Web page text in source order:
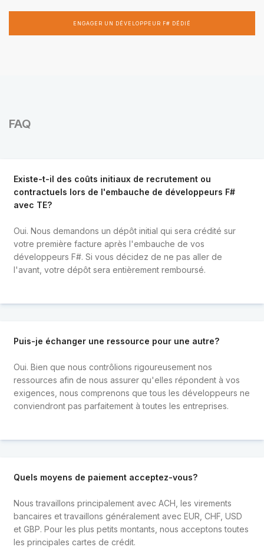
ENGAGER UN DÉVELOPPEUR F# DÉDIÉ
FAQ
Existe-t-il des coûts initiaux de recrutement ou
contractuels lors de l'embauche de développeurs F#
avec TE?
Oui. Nous demandons un dépôt initial qui sera crédité sur
votre première facture après l'embauche de vos
développeurs F#. Si vous décidez de ne pas aller de
l'avant, votre dépôt sera entièrement remboursé.
Puis-je échanger une ressource pour une autre?
Oui. Bien que nous contrôlions rigoureusement nos
ressources afin de nous assurer qu'elles répondent à vos
exigences, nous comprenons que tous les développeurs ne
conviendront pas parfaitement à toutes les entreprises.
Quels moyens de paiement acceptez-vous?
Nous travaillons principalement avec ACH, les virements
bancaires et travaillons généralement avec EUR, CHF, USD
et GBP. Pour les plus petits montants, nous acceptons toutes
les principales cartes de crédit.